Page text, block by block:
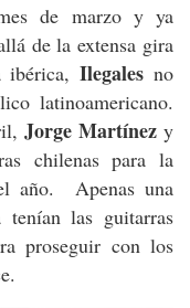
de marzo y ya
de la extensa gira
ibérica, Ilegalesno
latinoamericano.
Jorge Martínezy
chilenas para la
año. Apenas una
tenían las guitarras
proseguir con los